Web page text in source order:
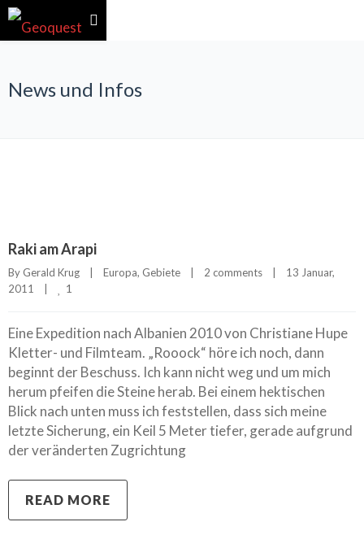
News und Infos
Raki am Arapi
By Gerald Krug Europa, Gebiete 2 comments
13 Januar,
2011
1
Eine Expedition nach Albanien 2010 von Christiane Hupe
Kletter- und Filmteam. „Rooock“ höre ich noch, dann
beginnt der Beschuss. Ich kann nicht weg und um mich
herum pfeifen die Steine herab. Bei einem hektischen
Blick nach unten muss ich feststellen, dass sich meine
letzte Sicherung, ein Keil 5 Meter tiefer, gerade aufgrund
der veränderten Zugrichtung
READ MORE